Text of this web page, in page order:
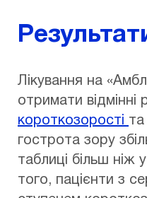
Лікування на
отримати відмінні
короткозорості та
гострота зору
таблиці більш ніж
того, пацієнти з